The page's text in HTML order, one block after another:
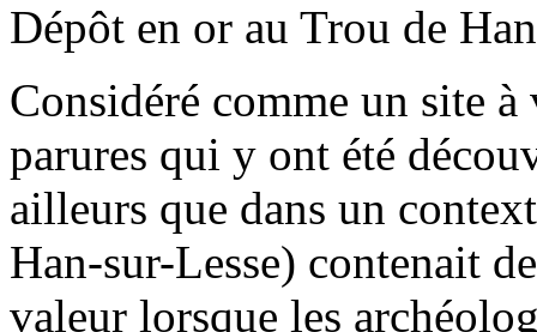
Dépôt en or au Trou de Han
Considéré comme un site
parures qui y ont été
ailleurs que dans un
Han-sur-Lesse) contenait
valeur lorsque les